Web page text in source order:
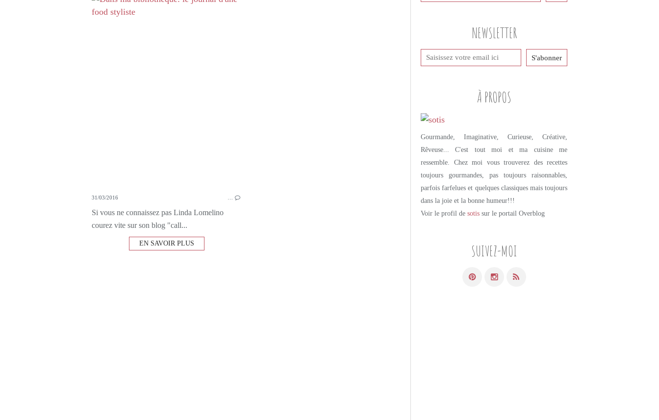
31/03/2016
Si vous ne connaissez pas Linda Lomelino
courez vite sur son blog "call...
EN SAVOIR PLUS
NEWSLETTER
SUIVEZ-MOI
À PROPOS
Gourmande, Imaginative, Curieuse, Créative,
Rêveuse... C'est tout moi et ma cuisine me
ressemble. Chez moi vous trouverez des recettes
toujours gourmandes, pas toujours raisonnables,
parfois farfelues et quelques classiques mais toujours
dans la joie et la bonne humeur!!!
Voir le profil de sotis sur le portail Overblog